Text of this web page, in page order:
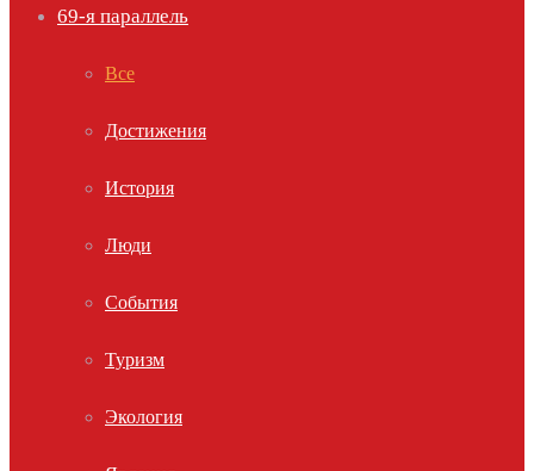
69-я параллель
Все
Достижения
История
Люди
События
Туризм
Экология